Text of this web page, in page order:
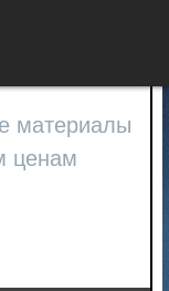
материалы
ценам